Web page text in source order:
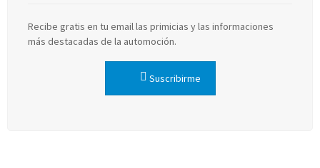
Recibe gratis en tu email las primicias y las informaciones
más destacadas de la automoción.
Suscribirme